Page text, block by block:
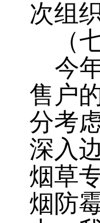
次组
（
今
售户
分考
深入
烟草
烟防